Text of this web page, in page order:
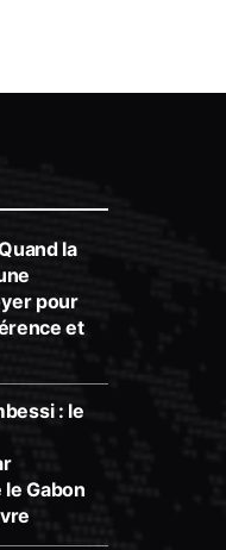
la
pour
et
: le
Gabon